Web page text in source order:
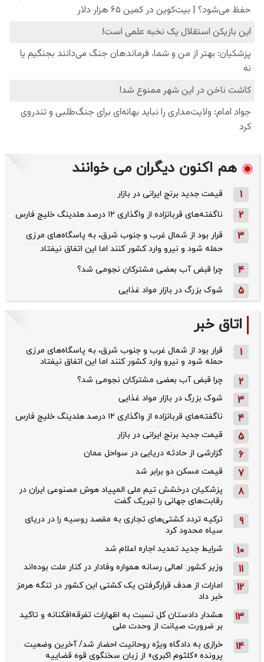
هم اکنون دیگران می خوانند
1 قیمت جدید برنج ایرانی در بازار
2 ناگفته‌های قربانزاده از واگذاری ۱۲ درصد هلدینگ خلیج فارس
3
قرار بود از شمال ‌غرب و جنوب‌ شرق، به پاسگاه‌های مرزی
حمله شود و نیرو وارد کشور کنند اما این اتفاق نیفتاد
4 چرا قبض آب بعضی مشترکان نجومی شد؟
5 شوک بزرگ در بازار مواد غذایی
اتاق خبر
1
قرار بود از شمال ‌غرب و جنوب‌ شرق، به پاسگاه‌های مرزی
حمله شود و نیرو وارد کشور کنند اما این اتفاق نیفتاد
2 چرا قبض آب بعضی مشترکان نجومی شد؟
3 شوک بزرگ در بازار مواد غذایی
4 ناگفته‌های قربانزاده از واگذاری ۱۲ درصد هلدینگ خلیج فارس
5 قیمت جدید برنج ایرانی در بازار
6 گزارشی از حادثه دریایی در سواحل عمان
7 قیمت مسکن دو برابر شد
8
پزشکیان درخشش تیم ملی المپیاد هوش مصنوعی ایران در
رقابت‌های جهانی را تبریک گفت
9
ترکیه تردد کشتی‌های تجاری به مقصد روسیه را در دریای
سیاه محدود کرد
10 شرایط جدید تمدید اجاره اعلام شد
11 وزیر کشور: اهالی رسانه همواره وفادار در کنار ملت بوده‌اند
12
امارات از هدف قرارگرفتن یک کشتی این کشور در تنگه هرمز
خبر داد
13
هشدار دادستان کل نسبت به اظهارات تفرقه‌افکنانه و تاکید
بر ضرورت صیانت از وحدت ملی
14
خرازی به دادگاه ویژه روحانیت احضار شد/ آخرین وضعیت
پرونده «کلثوم اکبری» از زبان سخنگوی قوه قضاییه